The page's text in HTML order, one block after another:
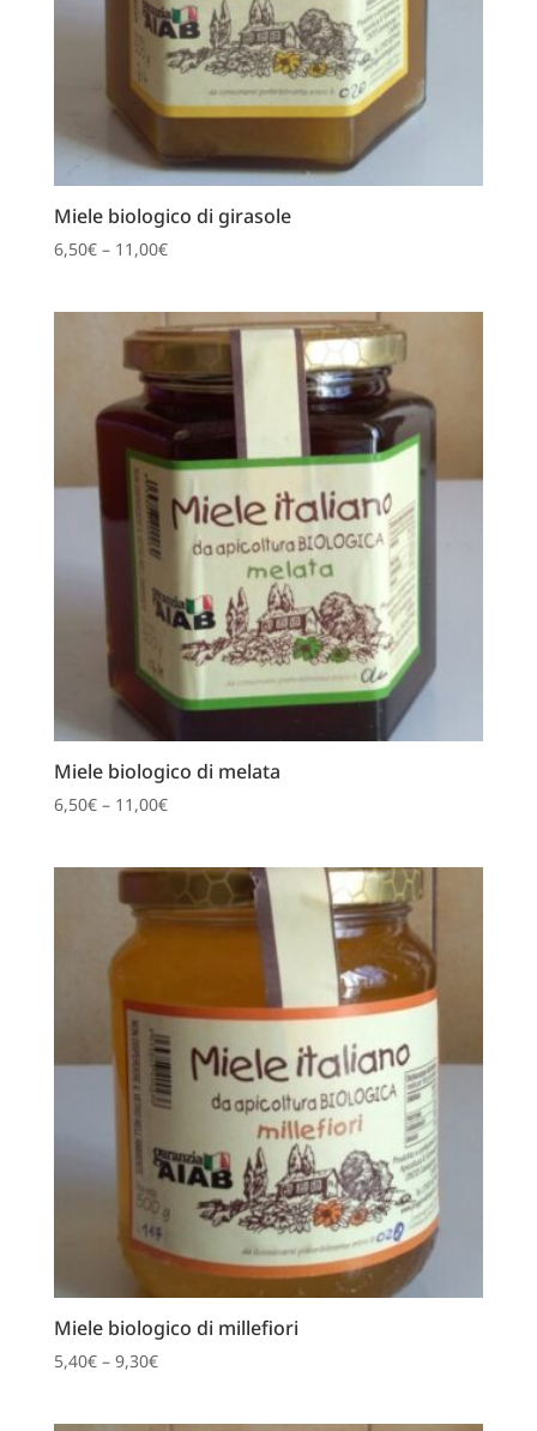
Miele biologico di girasole
6,50€– 11,00€
Miele biologico di melata
6,50€– 11,00€
Miele biologico di millefiori
5,40€– 9,30€